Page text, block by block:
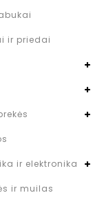
ir priedai
ir elektronika
ir muilas